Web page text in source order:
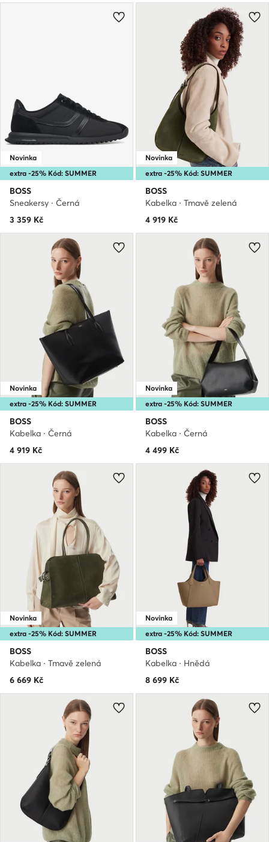
extra -25% Kód: SUMMER
Novinka
BOSS
Sneakersy · Černá
3 359 Kč
extra -25% Kód: SUMMER
Novinka
BOSS
Kabelka · Tmavě zelená
4 919 Kč
extra -25% Kód: SUMMER
Novinka
BOSS
Kabelka · Černá
4 919 Kč
extra -25% Kód: SUMMER
Novinka
BOSS
Kabelka · Černá
4 499 Kč
extra -25% Kód: SUMMER
Novinka
BOSS
Kabelka · Tmavě zelená
6 669 Kč
extra -25% Kód: SUMMER
Novinka
BOSS
Kabelka · Hnědá
8 699 Kč